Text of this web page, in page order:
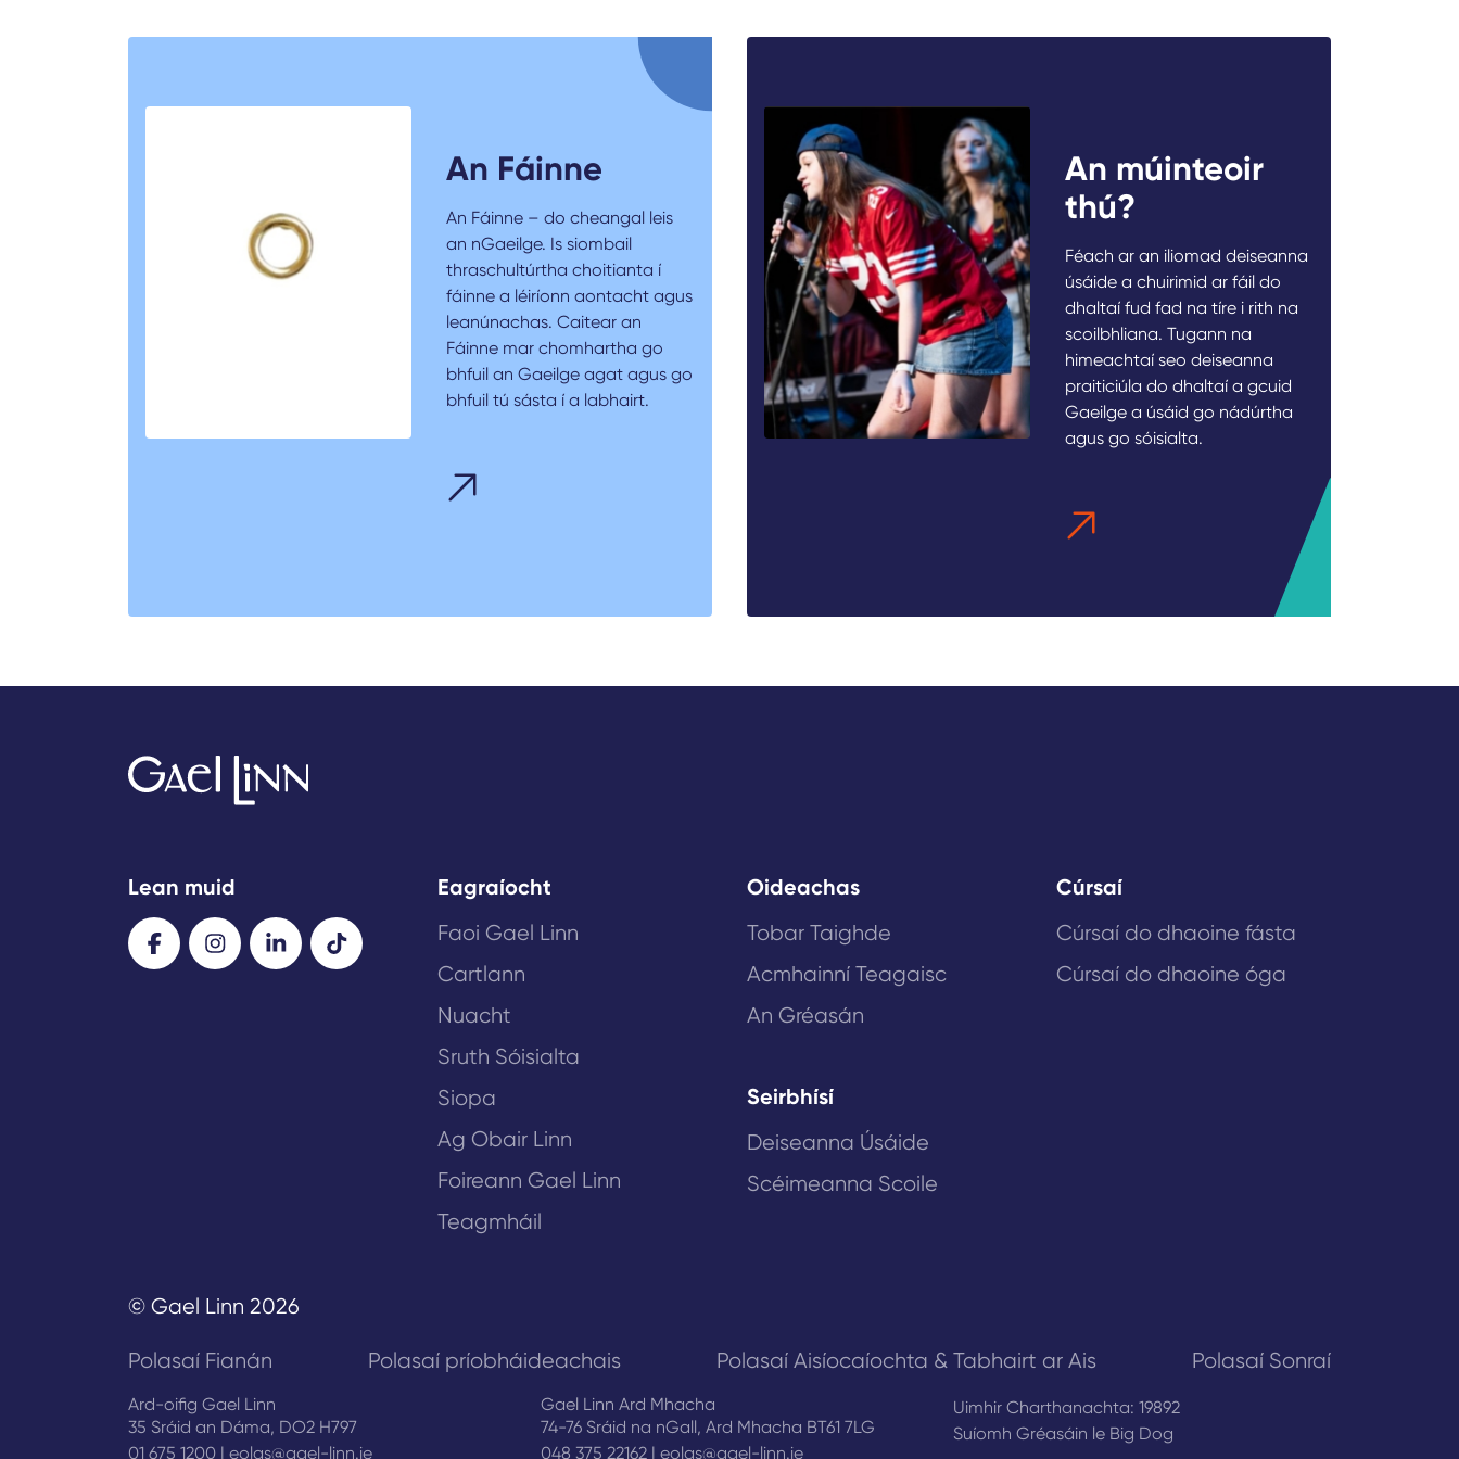
An Fáinne
An Fáinne – do cheangal leis
an nGaeilge. Is siombail
thraschultúrtha choitianta í
fáinne a léiríonn aontacht agus
leanúnachas. Caitear an
Fáinne mar chomhartha go
bhfuil an Gaeilge agat agus go
bhfuil tú sásta í a labhairt.
An múinteoir
thú?
Féach ar an iliomad deiseanna
úsáide a chuirimid ar fáil do
dhaltaí fud fad na tíre i rith na
scoilbhliana. Tugann na
himeachtaí seo deiseanna
praiticiúla do dhaltaí a gcuid
Gaeilge a úsáid go nádúrtha
agus go sóisialta.
Lean muid Eagraíocht
Faoi Gael Linn
Cartlann
Nuacht
Sruth Sóisialta
Siopa
Ag Obair Linn
Foireann Gael Linn
Teagmháil
Oideachas
Tobar Taighde
Acmhainní Teagaisc
An Gréasán
Seirbhísí
Deiseanna Úsáide
Scéimeanna Scoile
Cúrsaí
Cúrsaí do dhaoine fásta
Cúrsaí do dhaoine óga
© Gael Linn 2026
Polasaí Fianán Polasaí príobháideachais Polasaí Aisíocaíochta & Tabhairt ar Ais Polasaí Sonraí
Ard-oifig Gael Linn
35 Sráid an Dáma, DO2 H797
01 675 1200 | eolas@gael-linn.ie
Gael Linn Ard Mhacha
74-76 Sráid na nGall, Ard Mhacha BT61 7LG
048 375 22162 | eolas@gael-linn.ie
Uimhir Charthanachta: 19892
Suíomh Gréasáin le Big Dog